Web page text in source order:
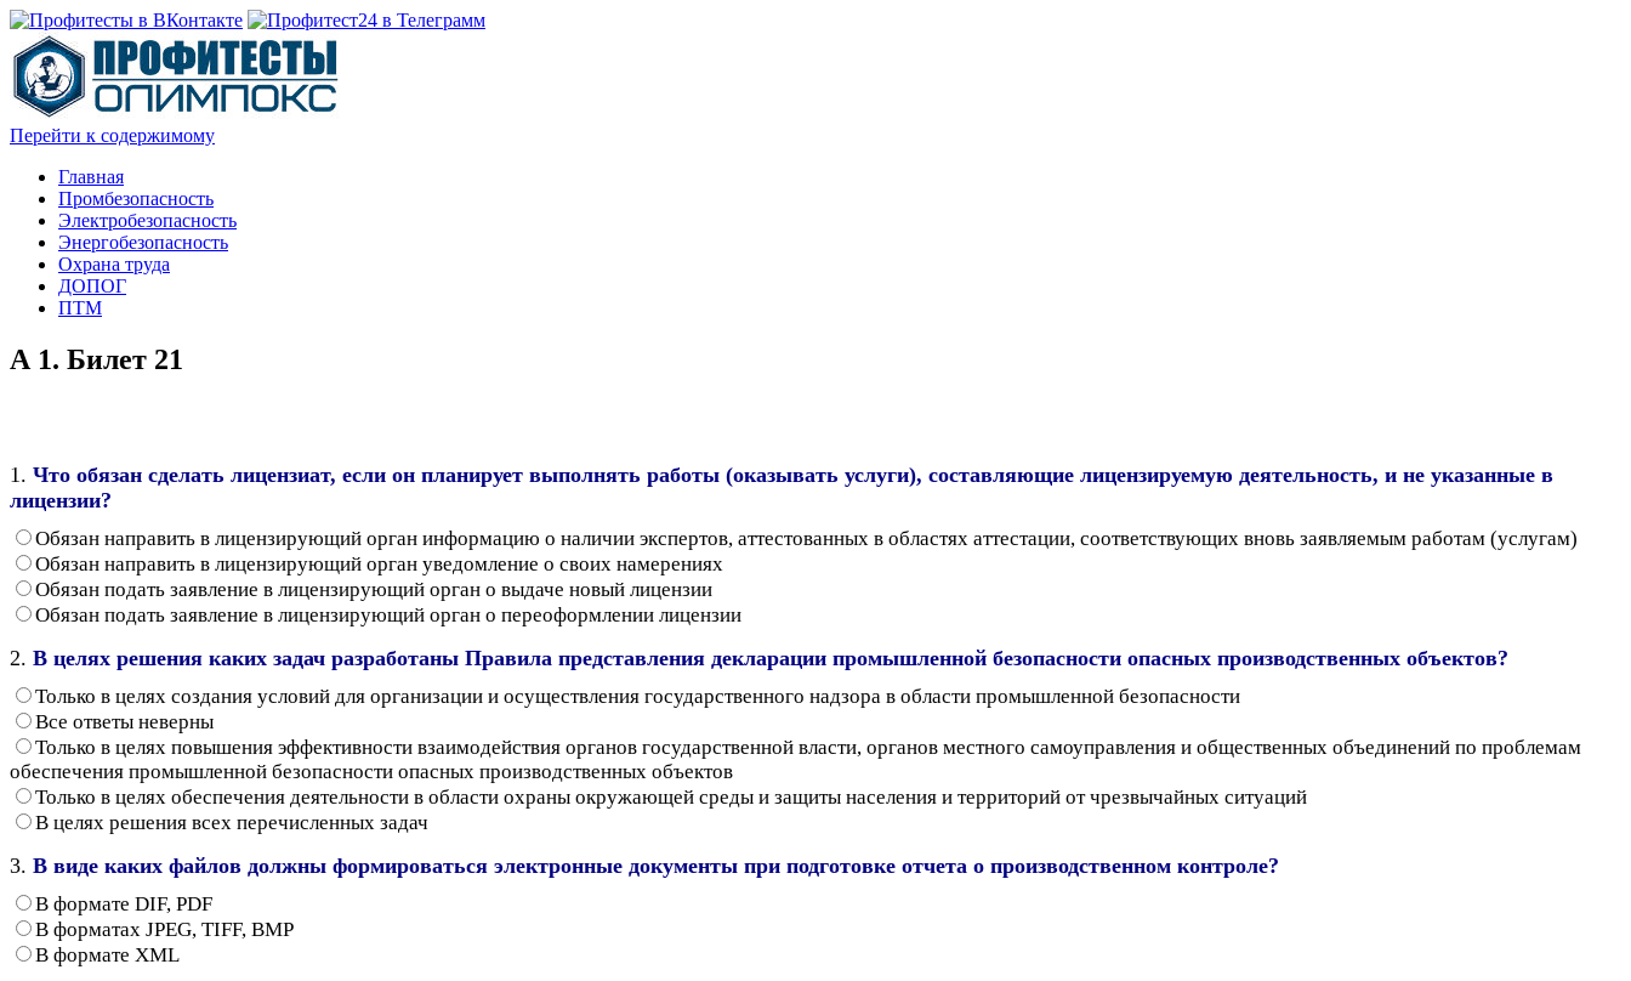
Перейти к содержимому
Главная
Промбезопасность
Электробезопасность
Энергобезопасность
Охрана труда
ДОПОГ
ПТМ
А 1. Билет 21
1. Что обязан сделать лицензиат, если он планирует выполнять работы (оказывать услуги), составляющие лицензируемую деятельность, и не указанные в
лицензии?
Обязан направить в лицензирующий орган информацию о наличии экспертов, аттестованных в областях аттестации, соответствующих вновь заявляемым работам (услугам)
Обязан направить в лицензирующий орган уведомление о своих намерениях
Обязан подать заявление в лицензирующий орган о выдаче новый лицензии
Обязан подать заявление в лицензирующий орган о переоформлении лицензии
2. В целях решения каких задач разработаны Правила представления декларации промышленной безопасности опасных производственных объектов?
Только в целях создания условий для организации и осуществления государственного надзора в области промышленной безопасности
Все ответы неверны
Только в целях повышения эффективности взаимодействия органов государственной власти, органов местного самоуправления и общественных объединений по проблемам
обеспечения промышленной безопасности опасных производственных объектов
Только в целях обеспечения деятельности в области охраны окружающей среды и защиты населения и территорий от чрезвычайных ситуаций
В целях решения всех перечисленных задач
3. В виде каких файлов должны формироваться электронные документы при подготовке отчета о производственном контроле?
В формате DIF, PDF
В форматах JPEG, TIFF, BMP
В формате XML